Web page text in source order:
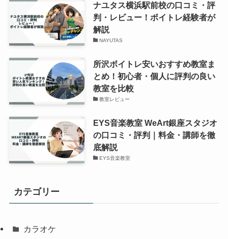
ナユタス横浜駅前校の口コミ・評
判・レビュー！ボイトレ経験者が
解説
NAYUTAS
所沢ボイトレ安いおすすめ教室ま
とめ！初心者・個人に評判の良い
教室を比較
教室レビュー
EYS音楽教室 WeArt銀座スタジオ
の口コミ・評判｜料金・講師を徹
底解説
EYS音楽教室
カテゴリー
カラオケ